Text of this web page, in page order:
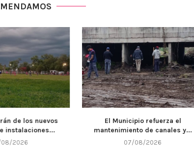
refuerza el
de canales y...
08/2026
Llega un nuevo fin de semana y
Alta...
07/08/2026